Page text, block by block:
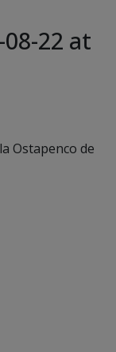
22 at
Ostapenco de